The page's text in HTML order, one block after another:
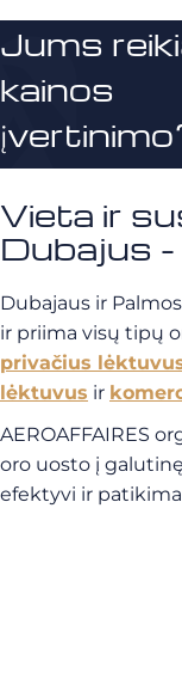
Jums
kainos
Vieta ir
Dubajus -
Dubajaus ir
ir priima visų tipų
privačius
lėktuvus ir
AEROAFFAIRES
oro uosto į
efektyvi ir